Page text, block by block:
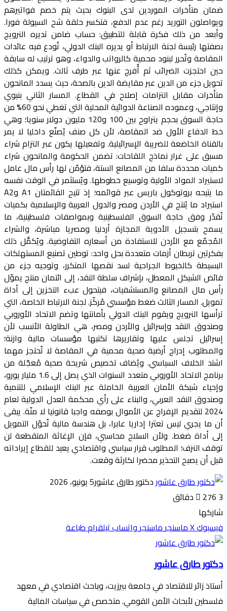
ضمان متأخرات الموردين لدى البنوك بحيث يتم خصم فواتيرهم
ويواصلون التوريد رغم عدم الدفع، فتكسر حلقة شح السيولة فورا.
وأبعد من ذلك فكرة قابلة للتطبيق: حساب ضامن تديره النرويج
بصفتها رئيسة لجنة الارتباط أو يديره البنك الدولي، تُودع فيه عائدات
المقاصة وتُحرر لبنود محمية كالرواتب والدواء، وهو ترتيب له سابقة
حين احتجزت الضرائب ثم أُفرج عنها عبر طرف ثالث. ويمكن كذلك
تحويل جزء من الدين عبر مقايضة الدين بالصحة، حيث يسدد المانحون
متأخرات مقابل التزامات إصلاح في القطاع. المسار الثاني بنيوي
وإنتاجي، وعموده الصناعة الدوائية المحلية التي تغطي نحو 60% من
حاجة السوق بحجم يتراوح بين 100 و120 مليون دولار سنويا؛ وهي
خط الدفاع الأول ضد المقاصة، لأن كل صنف يُصنّع داخليا لا يمر
بالقناة الخاضعة للضريبة الإسرائيلية. وتفعيلها يكون عبر التزام شراء
مسبق على غرار نماذج اللقاحات: تضمن الحكومة والمانحون شراء
كميات محددة سلفا من المصانع الستة، فتؤمّن لها رأس مال عامل
لاستيراد المواد الأولية وتوسيع خطوطها. ويُستثمر في الوقت نفسه
ما يتيحه بروتوكول باريس عبر قوائمه؛ إذ تتيح القائمتان A1 وA2
استيراد ما يُنتج في الأردن ومصر والدول العربية والإسلامية بكميات
تُقدّر وفق حاجة السوق الفلسطينية وبمواصفات فلسطينية، ما
يسمح بتسجيل الأدوية المجازة أردنيا ومصريا مباشرة، والشراء
المُجمّع مع الأردن للاستفادة من أسعاره التفاوضية. ويُكمَّل ذلك
بفكرتين تربطان أزمات متعددة بحل واحد: توطين تصنيع المستهلكات
البسيطة كالخيوط الجراحية لسد نقصها المتكرر، وتوجيه جزء من
فائض الشيكل المعطل، بإشراف سلطة النقد، إلى ائتمان منتج يموّل
رأس مال المصانع والمستشفيات، فيتحول عبء التخزين إلى أداة
تمويل. المسار الثالث ضغط مؤسسي مُركّز. لجنة الارتباط الخاصة، التي
ترأسها النرويج ويقوم البنك الدولي بأمانتها وتضم الاتحاد الأوروبي
وصندوق النقد وإسرائيل والأردن ومصر، هي الطاولة الأنسب لأن
إسرائيل تجلس عليها وتقاريرها تكتبها مؤسسات مالية وازنة؛
والمطلوب إدراج أرضية صحية محمية في المقاصة لا تُحتجز مهما
اشتد الخلاف السياسي. ويُضاف تخصيص شريحة صحية مُعجّلة من
برنامج الاتحاد الأوروبي متعدد السنوات الذي يصل إلى 1.6 مليار يورو،
وإحياء شبكة الأمان العربية الخاملة عبر البنك الإسلامي للتنمية
وصندوق النقد العربي، والبناء على رأي محكمة العدل الدولية لعام
2024 لتقديم الإفراج عن الأموال بوصفه واجبا قانونيا لا منّة. يبقى
أن ما يجري ليس تعثرا إداريا عابرا، بل هندسة مالية تُحوّل التمويل
إلى أداة ضغط. ولأن السلاح محاسبي، فإن الإغاثة المتقطعة لن
توقف النزف؛ المطلوب قرار سياسي واقتصادي يعيد للقطاع إيراداته
قبل أن يصبح التحذير محضرا لكارثة وقعت.
دكتور طارق عاشور5 يونيو، 2026
276 3 دقائق
شاركها
فيسبوك‫Xماسنجرماسنجرواتسابتيلقرامطباعة
دكتور طارق عاشور
أستاذ زائر للاقتصاد في جامعة بيرزيت، وباحث اقتصادي في معهد
فلسطين لأبحاث الأمن القومي. متخصص في سياسات المالية